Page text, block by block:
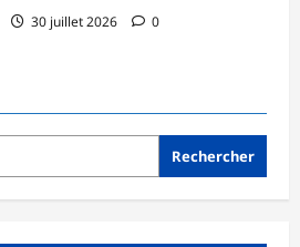
30 juillet 2026 0
Rechercher